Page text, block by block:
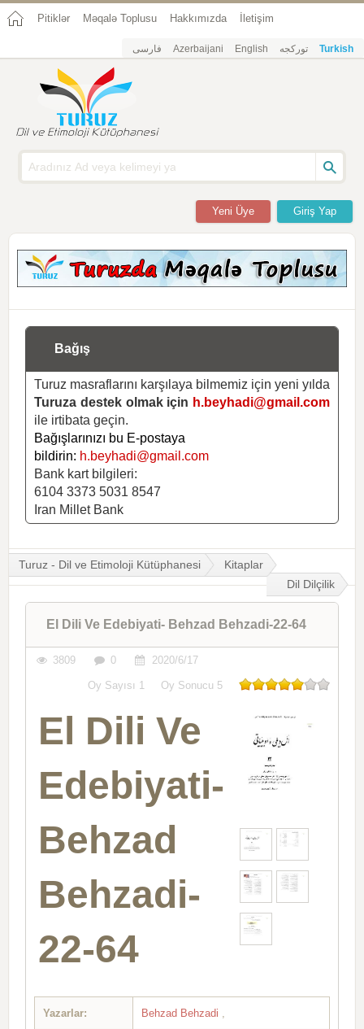
Pitiklər Məqalə Toplusu Hakkımızda İletişim
فارسی Azerbaijani English تورکجه Turkish
Giriş Yap
Yeni Üye
Bağış
Turuz masraflarını karşılaya bilmemiz için yeni yılda
Turuza destek olmak için h.beyhadi@gmail.com
ile irtibata geçin.
Bağışlarınızı bu E-postaya
bildirin: h.beyhadi@gmail.com
Bank kart bilgileri:
6104 3373 5031 8547
Iran Millet Bank
Turuz - Dil ve Etimoloji Kütüphanesi
Kitaplar
Dil Dilçilik
El Dili Ve Edebiyati- Behzad Behzadi-22-64
3809 0 2020/6/17
Oy Sayısı 1 Oy Sonucu 5
El Dili Ve
Edebiyati-
Behzad
Behzadi-
22-64
Yazarlar: Behzad Behzadi